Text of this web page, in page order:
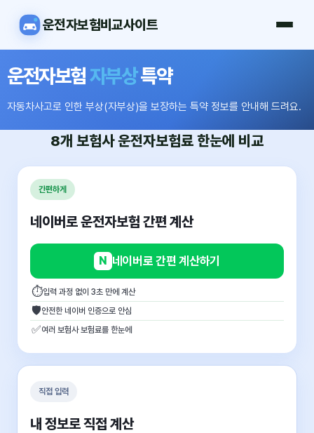
운전자보험비교사이트
운전자보험자부상특약
자동차사고로 인한 부상(자부상)을 보장하는 특약 정보를 안내해 드려요.
8개 보험사운전자보험료 한눈에 비교
간편하게
네이버로 운전자보험 간편 계산
N 네이버로 간편 계산하기
⏱입력 과정 없이 3초 만에 계산
🛡안전한 네이버 인증으로 안심
✅여러 보험사 보험료를 한눈에
직접 입력
내 정보로 직접 계산